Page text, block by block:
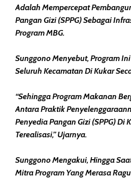
Adalah Mempercepat
Pangan Gizi (SPPG) Sebagai
Program MBG.
Sunggono Menyebut, Program
Seluruh Kecamatan Di Kukar
“Sehingga Program Makanan
Antara Praktik
Penyedia Pangan Gizi (SPPG) Di
Terealisasi,” Ujarnya.
Sunggono Mengakui, Hingga
Mitra Program Yang Merasa